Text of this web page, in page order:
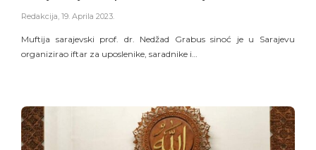
Redakcija, 19. Aprila 2023.
Muftija sarajevski prof. dr. Nedžad Grabus sinoć je u Sarajevu
organizirao iftar za uposlenike, saradnike i…